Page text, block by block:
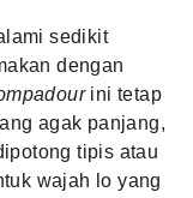
sedikit
dengan
ini tetap
agak panjang,
tipis atau
wajah lo yang